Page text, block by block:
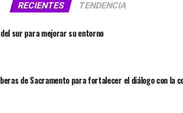
RECIENTES TENDENCIA
sur para mejorar su entorno
de Sacramento para fortalecer el diálogo con la